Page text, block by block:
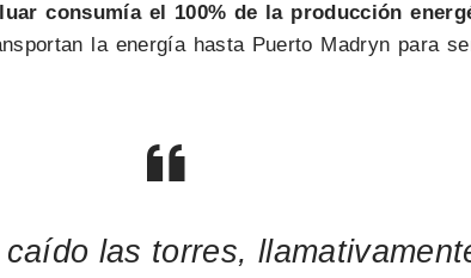
consumía el 100% de la producción
la energía hasta Puerto Madryn para
las torres,